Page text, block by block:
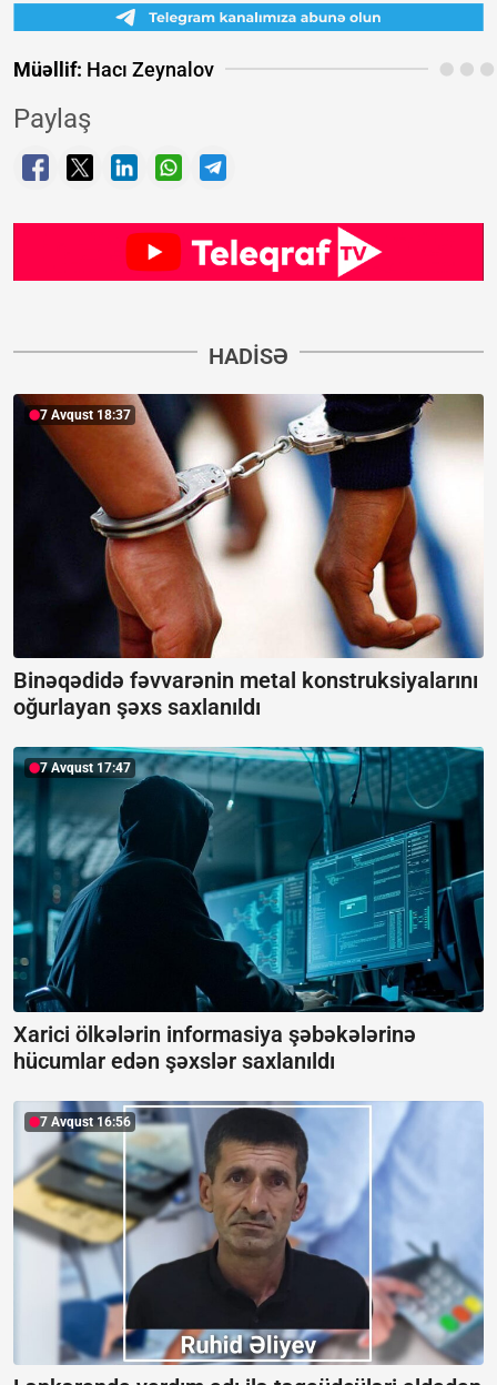
Müəllif: Hacı Zeynalov
Paylaş
HADISƏ
7 Avqust 18:37
Binəqədidə fəvvarənin metal konstruksiyalarını
oğurlayan şəxs saxlanıldı
7 Avqust 17:47
Xarici ölkələrin informasiya şəbəkələrinə
hücumlar edən şəxslər saxlanıldı
7 Avqust 16:56